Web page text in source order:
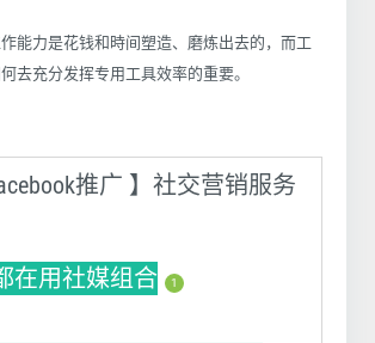
能力是花钱和時间塑造、磨炼出去的，而工
去充分发挥专用工具效率的重要。
推广 】社交营销服务
在用社媒组合 1